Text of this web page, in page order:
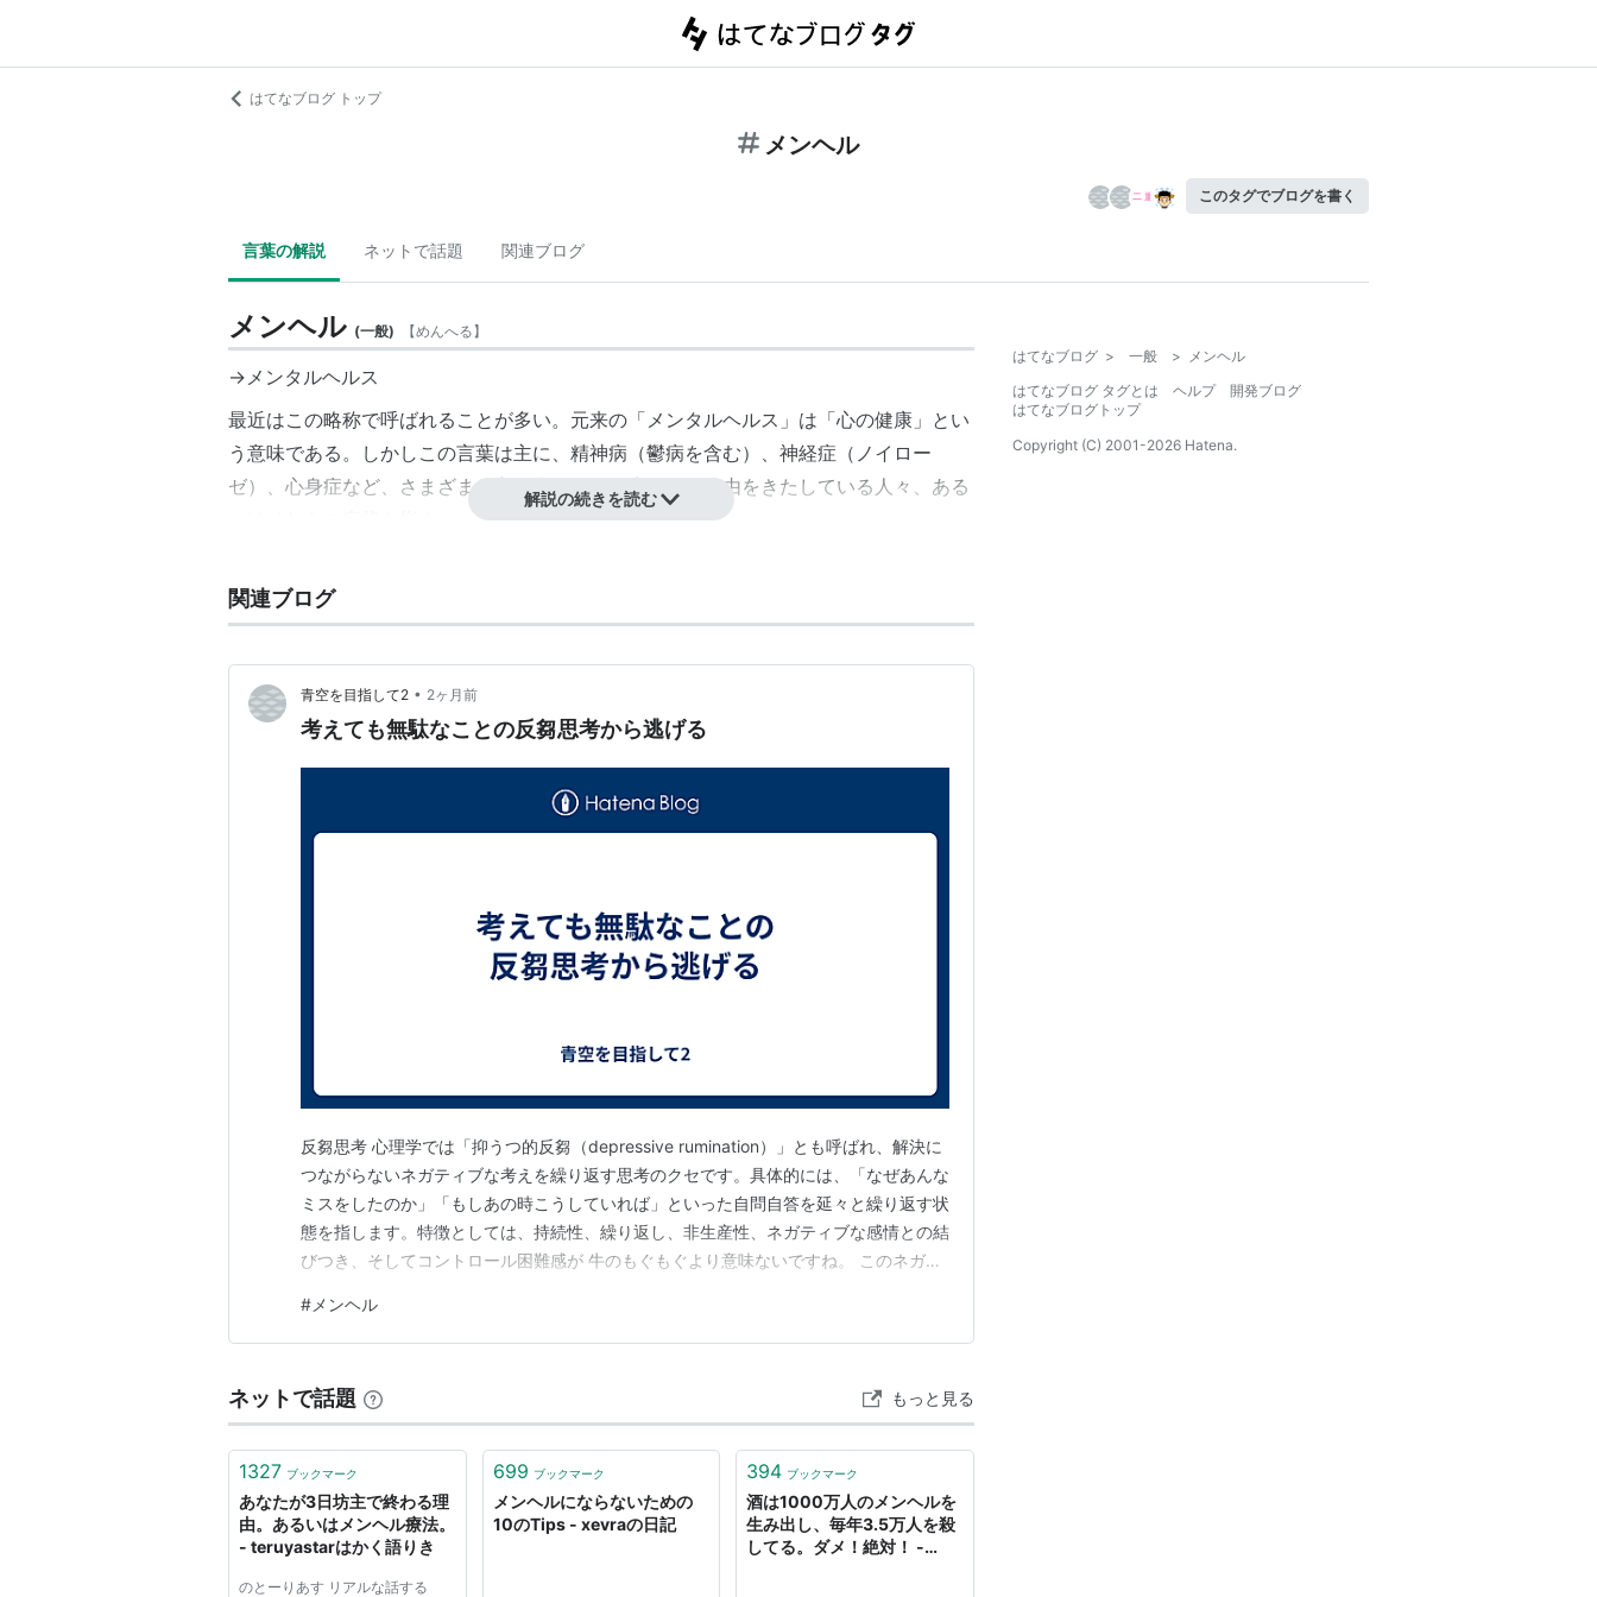
はてなブログ トップ
メンヘル
このタグでブログを書く
言葉の解説 ネットで話題 関連ブログ
メンヘル (一般) 【めんへる】
→メンタルヘルス
最近はこの略称で呼ばれることが多い。元来の「メンタルヘルス」は「心の健康」とい
う意味である。しかしこの言葉は主に、精神病（鬱病を含む）、神経症（ノイロー
ゼ）、心身症など、さまざまな心の病によって生活に不自由をきたしている人々、ある
気と言えるだろう。
いかにしてこれらの人々を治療するか、それが医療の現在差し迫った重要な急務だと言
メンヘルサロン＠2ch掲示板
http://life8.2ch.net/mental/
解説の続きを読む
関連ブログ
青空を目指して2 • 2ヶ月前
考えても無駄なことの反芻思考から逃げる
反芻思考 心理学では「抑うつ的反芻（depressive rumination）」とも呼ばれ、解決に
つながらないネガティブな考えを繰り返す思考のクセです。具体的には、「なぜあんな
ミスをしたのか」「もしあの時こうしていれば」といった自問自答を延々と繰り返す状
態を指します。特徴としては、持続性、繰り返し、非生産性、ネガティブな感情との結
びつき、そしてコントロール困難感が 牛のもぐもぐより意味ないですね。 このネガテ
な」「脳出血しなければ…」 （未来の事）「ああなったらいやだな」「あれをしない
とまずいかな…」 （変えようもな…
# メンヘル
ネットで話題 もっと見る
1327 ブックマーク
あなたが3日坊主で終わる理
由。あるいはメンヘル療法。
- teruyastarはかく語りき
のとーりあす リアルな話する
699 ブックマーク
メンヘルにならないための
10のTips - xevraの日記
394 ブックマーク
酒は1000万人のメンヘルを
生み出し、毎年3.5万人を殺
してる。ダメ！絶対！ -
はてなブログ > 一般 > メンヘル
はてなブログ タグとは
ヘルプ
開発ブログ
はてなブログトップ
Copyright (C) 2001-2026 Hatena.